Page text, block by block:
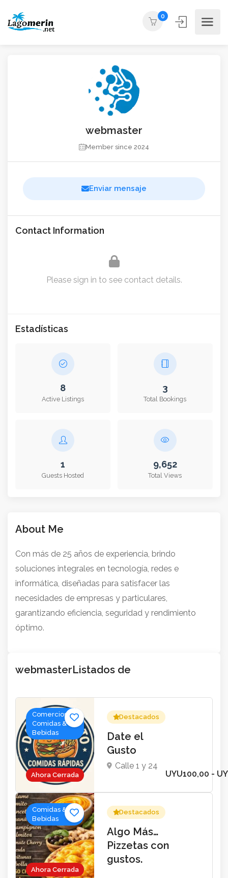
0
webmaster
Member since 2024
Enviar mensaje
Contact Information
Please sign in to see contact details.
Estadísticas
Active Listings Total Bookings
Guests Hosted
About Me
Con más de 25 años de experiencia, brindo
soluciones integrales en tecnología, redes e
informática, diseñadas para satisfacer las
necesidades de empresas y particulares,
garantizando eficiencia, seguridad y rendimiento
óptimo.
webmasterListados de
Ahora Cerrada
Comercios,
Comidas &
Bebidas
Destacados
Date el
Gusto
Calle 1 y 24
UYU100,00 -
Ahora Cerrada
Comidas &
Bebidas
Destacados
Algo Más…
Pizzetas con
gustos.